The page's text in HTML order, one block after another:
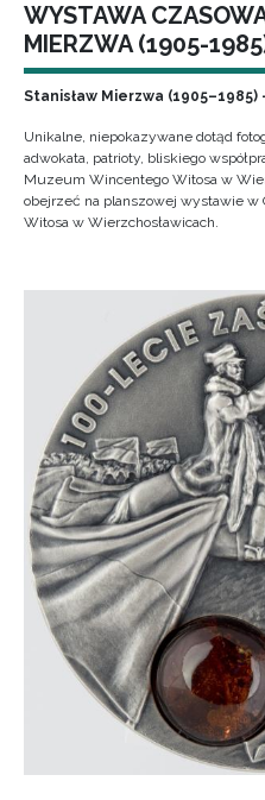
WYSTAWA
MIERZWA (1905-
Stanisław Mierzwa (1905–1985)
Unikalne, niepokazywane dotąd
adwokata, patrioty, bliskiego
Muzeum Wincentego Witosa w
obejrzeć na planszowej wystawie
Witosa w Wierzchosławicach.